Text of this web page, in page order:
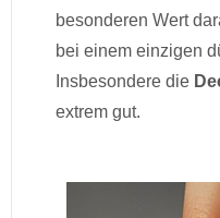
besonderen Wert
bei einem einzigen
Insbesondere die
extrem gut.